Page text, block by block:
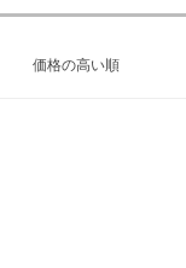
価格の高い順